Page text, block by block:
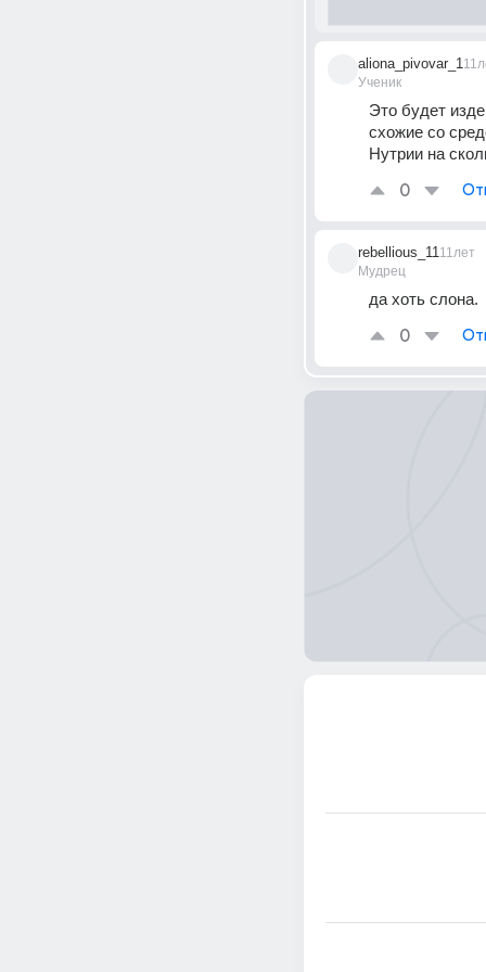
aliona_pivovar_1
Ученик
Это будет
схожие со
Нутрии на
0
rebellious_11
Мудрец
11лет
да хоть слона.
0